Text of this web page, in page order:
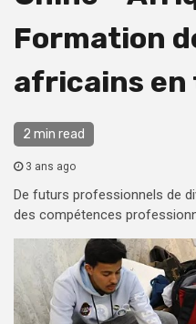
Formation
africains en
2 min read
3 ans ago
De futurs professionnels de
des compétences